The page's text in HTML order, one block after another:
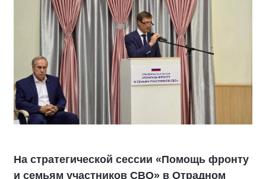
На стратегической сессии «Помощь фронту
и семьям участников СВО» в Отрадном